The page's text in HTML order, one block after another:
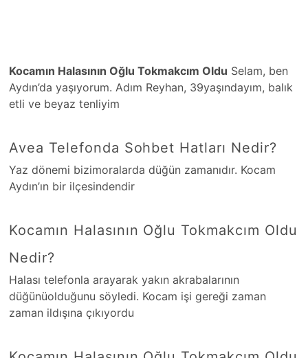
Kocamın Halasının Oğlu Tokmakcım Oldu Selam, ben
Aydın’da yaşıyorum. Adım Reyhan, 39yaşındayım, balık
etli ve beyaz tenliyim
Avea Telefonda Sohbet Hatları Nedir?
Yaz dönemi bizimoralarda düğün zamanıdır. Kocam
Aydın’ın bir ilçesindendir
Kocamın Halasının Oğlu Tokmakcım Oldu
Nedir?
Halası telefonla arayarak yakın akrabalarının
düğünüolduğunu söyledi. Kocam işi gereği zaman
zaman ildışına çıkıyordu